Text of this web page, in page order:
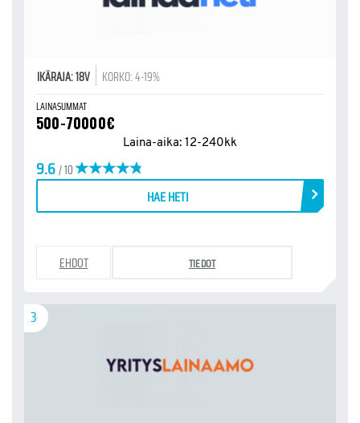
IKÄRAJA: 18V KORKO: 4-19%
LAINASUMMAT
500-70000€
Laina-aika: 12-240kk
9.6/ 10
EHDOT TIEDOT
HAE HETI
3